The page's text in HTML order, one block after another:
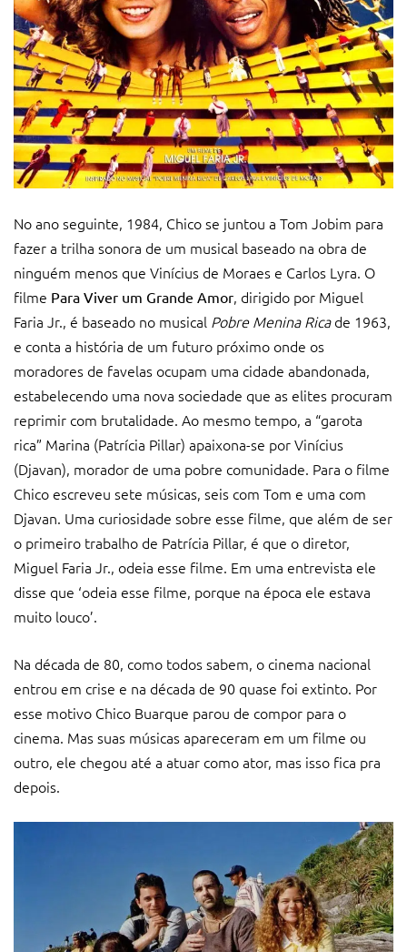
No ano seguinte, 1984, Chico se juntou a Tom Jobim para
fazer a trilha sonora de um musical baseado na obra de
ninguém menos que Vinícius de Moraes e Carlos Lyra. O
filme Para Viver um Grande Amor, dirigido por Miguel
Faria Jr., é baseado no musical Pobre Menina Ricade 1963,
e conta a história de um futuro próximo onde os
moradores de favelas ocupam uma cidade abandonada,
estabelecendo uma nova sociedade que as elites procuram
reprimir com brutalidade. Ao mesmo tempo, a “garota
rica” Marina (Patrícia Pillar) apaixona-se por Vinícius
(Djavan), morador de uma pobre comunidade. Para o filme
Chico escreveu sete músicas, seis com Tom e uma com
Djavan. Uma curiosidade sobre esse filme, que além de ser
o primeiro trabalho de Patrícia Pillar, é que o diretor,
Miguel Faria Jr., odeia esse filme. Em uma entrevista ele
disse que ‘odeia esse filme, porque na época ele estava
muito louco’.
Na década de 80, como todos sabem, o cinema nacional
entrou em crise e na década de 90 quase foi extinto. Por
esse motivo Chico Buarque parou de compor para o
cinema. Mas suas músicas apareceram em um filme ou
outro, ele chegou até a atuar como ator, mas isso fica pra
depois.